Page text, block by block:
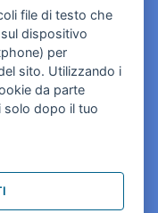
file di testo che
dispositivo
per
sito. Utilizzando i
da parte
solo dopo il tuo